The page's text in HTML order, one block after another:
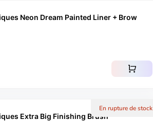
Neon Dream Painted Liner + Brow
shopping_cart
En rupture de stock
Extra Big Finishing Brush